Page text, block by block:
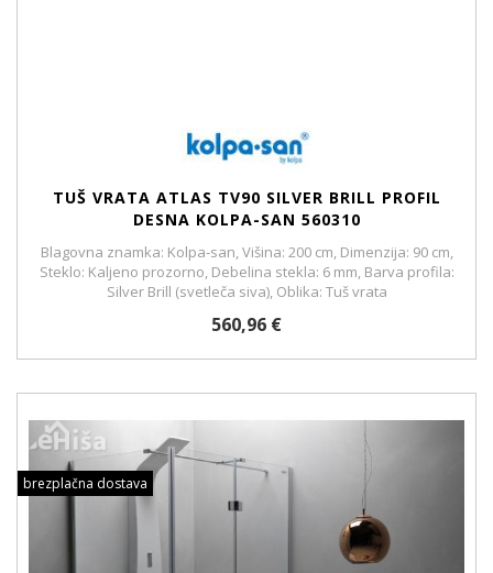
TUŠ VRATA ATLAS TV90 SILVER BRILL PROFIL
DESNA KOLPA-SAN 560310
Blagovna znamka: Kolpa-san, Višina: 200 cm, Dimenzija: 90 cm,
Steklo: Kaljeno prozorno, Debelina stekla: 6 mm, Barva profila:
Silver Brill (svetleča siva), Oblika: Tuš vrata
560,96 €
brezplačna dostava